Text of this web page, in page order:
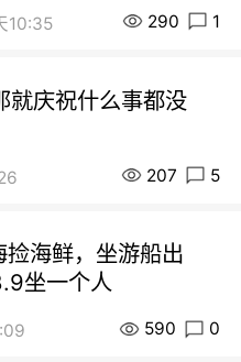
10:35 290 1
就庆祝什么事都没
207 5
海鲜，坐游船出
坐一个人
590 0